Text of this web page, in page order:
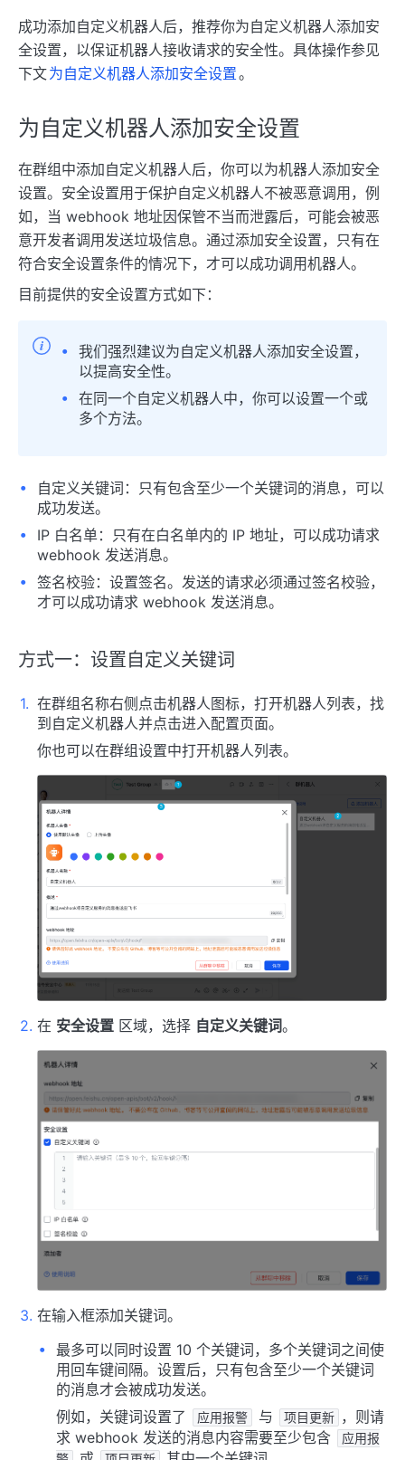
成功添加自定义机器人后，推荐你为自定义机器人添加安
全设置，以保证机器人接收请求的安全性。具体操作参见
下文为自定义机器人添加安全设置。
为自定义机器人添加安全设置
在群组中添加自定义机器人后，你可以为机器人添加安全
设置。安全设置用于保护自定义机器人不被恶意调用，例
如，当 webhook 地址因保管不当而泄露后，可能会被恶
意开发者调用发送垃圾信息。通过添加安全设置，只有在
符合安全设置条件的情况下，才可以成功调用机器人。
目前提供的安全设置方式如下：
我们强烈建议为自定义机器人添加安全设置，
以提高安全性。
在同一个自定义机器人中，你可以设置一个或
多个方法。
自定义关键词：只有包含至少一个关键词的消息，可以
成功发送。
IP 白名单：只有在白名单内的 IP 地址，可以成功请求
webhook 发送消息。
签名校验：设置签名。发送的请求必须通过签名校验，
才可以成功请求 webhook 发送消息。
方式一：设置自定义关键词
在群组名称右侧点击机器人图标，打开机器人列表，找
到自定义机器人并点击进入配置页面。
你也可以在群组设置中打开机器人列表。
在 安全设置 区域，选择 自定义关键词。
在输入框添加关键词。
最多可以同时设置 10 个关键词，多个关键词之间使
用回车键间隔。设置后，只有包含至少一个关键词
的消息才会被成功发送。
例如，关键词设置了
应用报警 与 项目更新 ，则请
求 webhook 发送的消息内容需要至少包含
应用报